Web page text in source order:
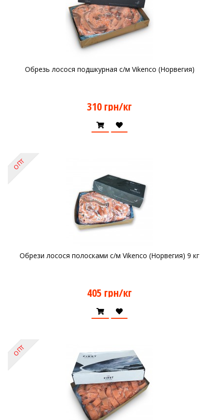
Обрезь лосося подшкурная с/м Vikenco (Норвегия)
310 грн/кг
ОПТ
Обрези лосося полосками с/м Vikenco (Норвегия) 9 кг
405 грн/кг
ОПТ